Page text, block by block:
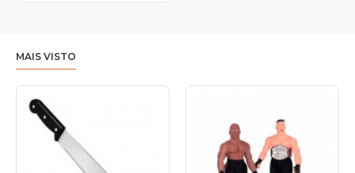
MAIS VISTO